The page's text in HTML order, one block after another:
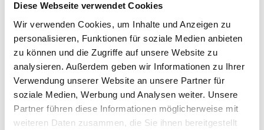
Diese Webseite verwendet Cookies
Wir verwenden Cookies, um Inhalte und Anzeigen zu
personalisieren, Funktionen für soziale Medien anbieten
zu können und die Zugriffe auf unsere Website zu
analysieren. Außerdem geben wir Informationen zu Ihrer
Verwendung unserer Website an unsere Partner für
soziale Medien, Werbung und Analysen weiter. Unsere
Partner führen diese Informationen möglicherweise mit
weiteren Daten zusammen, die Sie ihnen bereitgestellt
Over and again, I have seen how my visualizations have
resulted in materializing the life, career and value
outcomes I envision. It’s not to say that it replaces
detailed planning or…
IGEL Team•February 8, 2022